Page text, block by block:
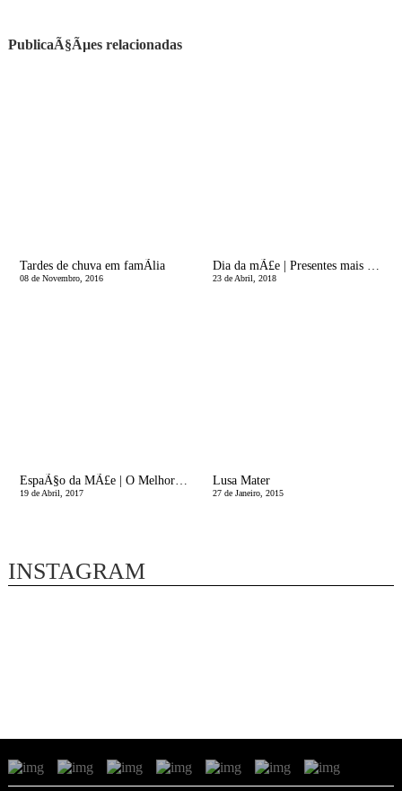
PublicaÃ§Ãµes relacionadas
Tardes de chuva em famÃ­lia
08 de Novembro, 2016
Dia da mÃ£e | Presentes mais que especiais e um GIVEAWAY Mr. Wonderful
23 de Abril, 2018
EspaÃ§o da MÃ£e | O Melhor para Eles...
19 de Abril, 2017
Lusa Mater
27 de Janeiro, 2015
INSTAGRAM